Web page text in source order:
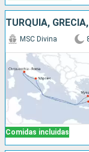
TURQUÍA,
Comidas incluidas
MSC Divina